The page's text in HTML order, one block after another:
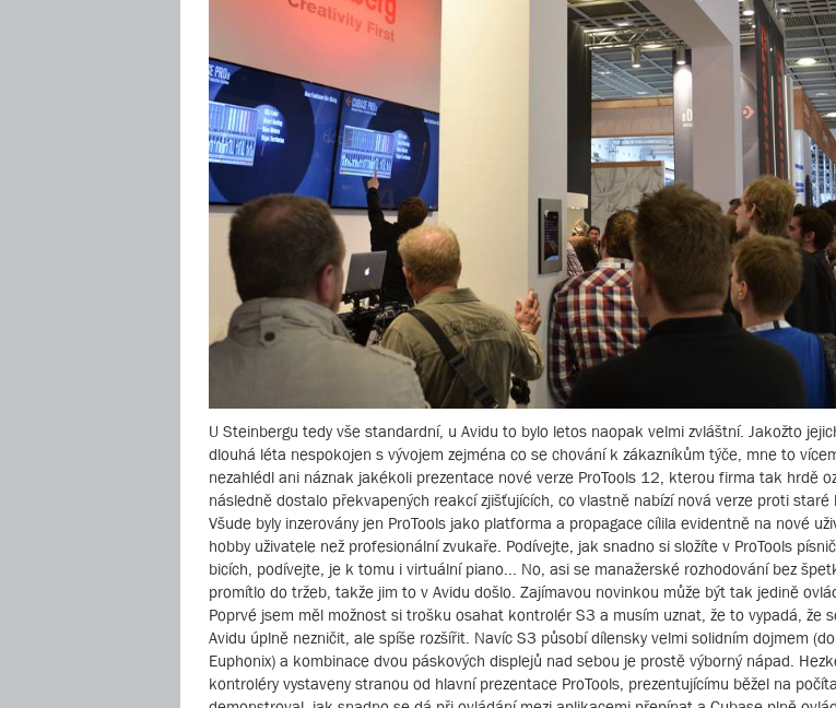
U Steinbergu tedy vše standardní, u Avidu to bylo letos naopak velmi zvláštní. Jakožto
dlouhá léta nespokojen s vývojem zejména co se chování k zákazníkům týče, mne to
nezahlédl ani náznak jakékoli prezentace nové verze ProTools 12, kterou firma tak hrdě
následně dostalo překvapených reakcí zjišťujících, co vlastně nabízí nová verze proti
Všude byly inzerovány jen ProTools jako platforma a propagace cílila evidentně na nové
hobby uživatele než profesionální zvukaře. Podívejte, jak snadno si složíte v ProTools
bicích, podívejte, je k tomu i virtuální piano... No, asi se manažerské rozhodování bez
promítlo do tržeb, takže jim to v Avidu došlo. Zajímavou novinkou může být tak jedině
Poprvé jsem měl možnost si trošku osahat kontrolér S3 a musím uznat, že to vypadá, že
Avidu úplně nezničit, ale spíše rozšířit. Navíc S3 působí dílensky velmi solidním dojmem
Euphonix) a kombinace dvou páskových displejů nad sebou je prostě výborný nápad.
kontroléry vystaveny stranou od hlavní prezentace ProTools, prezentujícímu běžel na